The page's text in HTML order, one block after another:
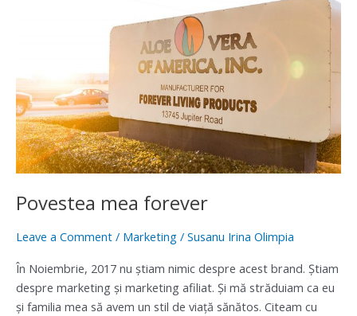
Povestea mea forever
Leave a Comment / Marketing / Susanu Irina Olimpia
În Noiembrie, 2017 nu știam nimic despre acest brand. Știam
despre marketing și marketing afiliat. Și mă străduiam ca eu
și familia mea să avem un stil de viață sănătos. Citeam cu